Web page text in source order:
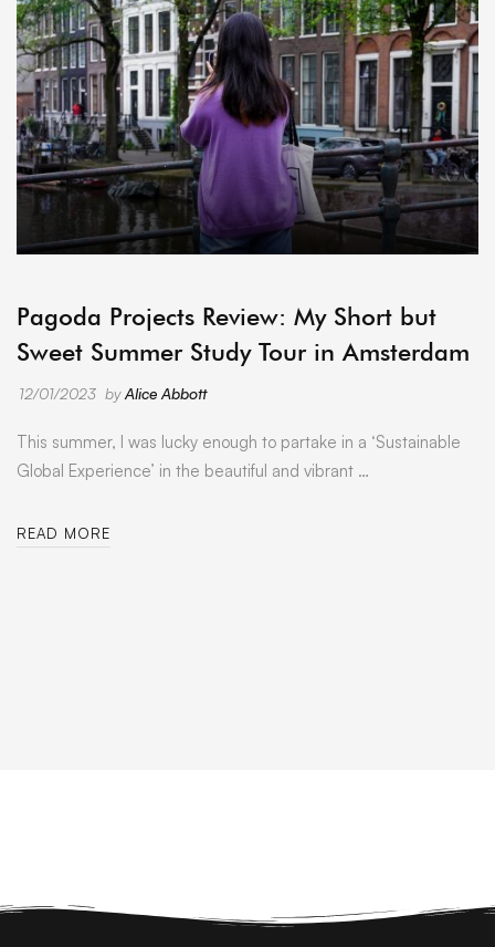
Pagoda Projects Review: My Short but
Sweet Summer Study Tour in Amsterdam
12/01/2023 byAlice Abbott
This summer, I was lucky enough to partake in a ‘Sustainable
Global Experience’ in the beautiful and vibrant …
READ MORE